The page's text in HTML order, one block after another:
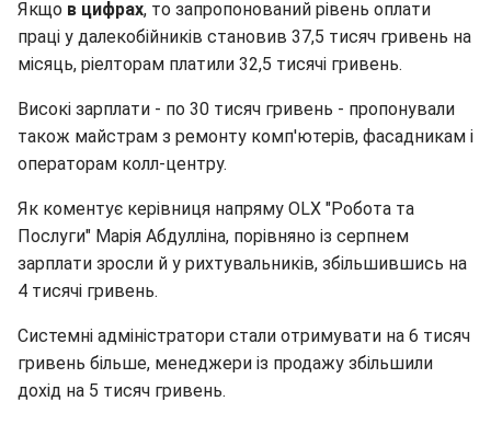
Якщо в цифрах, то запропонований рівень оплати
праці у далекобійників становив 37,5 тисяч гривень на
місяць, ріелторам платили 32,5 тисячі гривень.
Високі зарплати - по 30 тисяч гривень - пропонували
також майстрам з ремонту комп'ютерів, фасадникам і
операторам колл-центру.
Як коментує керівниця напряму OLX "Робота та
Послуги" Марія Абдулліна, порівняно із серпнем
зарплати зросли й у рихтувальників, збільшившись на
4 тисячі гривень.
Системні адміністратори стали отримувати на 6 тисяч
гривень більше, менеджери із продажу збільшили
дохід на 5 тисяч гривень.